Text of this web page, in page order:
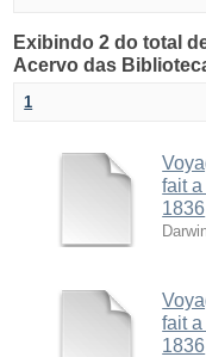
Exibindo 2 do total
Acervo das
1
fait
1836
fait
1836